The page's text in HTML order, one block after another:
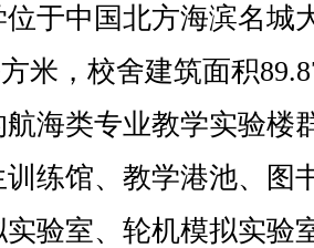
于中国北方海滨名城
米，校舍建筑面积
海类专业教学实验楼
练馆、教学港池、图
验室、轮机模拟实验